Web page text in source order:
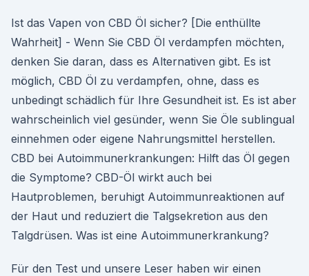
Ist das Vapen von CBD Öl sicher? [Die enthüllte
Wahrheit] - Wenn Sie CBD Öl verdampfen möchten,
denken Sie daran, dass es Alternativen gibt. Es ist
möglich, CBD Öl zu verdampfen, ohne, dass es
unbedingt schädlich für Ihre Gesundheit ist. Es ist aber
wahrscheinlich viel gesünder, wenn Sie Öle sublingual
einnehmen oder eigene Nahrungsmittel herstellen.
CBD bei Autoimmunerkrankungen: Hilft das Öl gegen
die Symptome? CBD-Öl wirkt auch bei
Hautproblemen, beruhigt Autoimmunreaktionen auf
der Haut und reduziert die Talgsekretion aus den
Talgdrüsen. Was ist eine Autoimmunerkrankung?
Für den Test und unsere Leser haben wir einen